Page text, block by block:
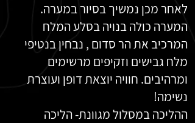
לאחר מכן נמשיך בסיור במערה.
המערה כולה בנויה בסלע המלח
המרכיב את הר סדום , נבחין בנטיפי
מלח גבישים וזקיפים מרשימים
ומרהיבים. חוויה יוצאת דופן ועוצרת
נשימה!
ההליכה במסלול מגוונת- הליכה